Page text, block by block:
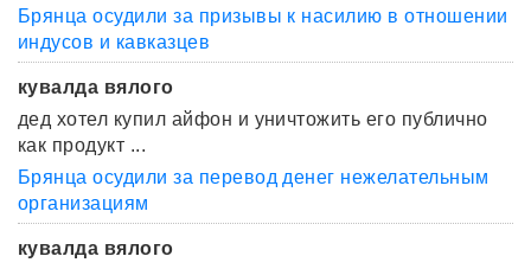
Брянца осудили за призывы к насилию в отношении
индусов и кавказцев
кувалда вялого
дед хотел купил айфон и уничтожить его публично
как продукт ...
Брянца осудили за перевод денег нежелательным
организациям
кувалда вялого